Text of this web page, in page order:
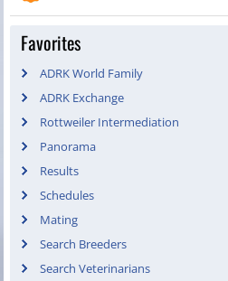
Favorites
ADRK World Family
ADRK Exchange
Rottweiler Intermediation
Panorama
Results
Schedules
Mating
Search Breeders
Search Veterinarians